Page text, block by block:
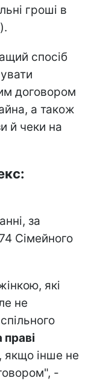
гроші в
спосіб
договором
а також
й чеки на
за
Сімейного
які
не
, якщо інше не
-